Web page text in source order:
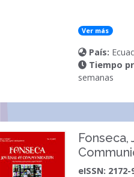
Ver más
País:
Tiempo
semanas
Fonseca,
eISSN: 2172-